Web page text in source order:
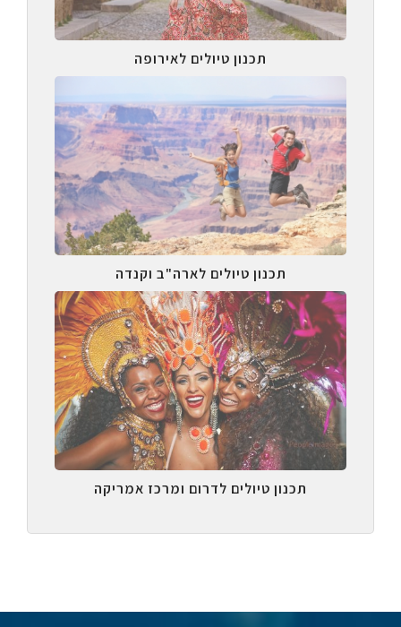
תכנון טיולים לאירופה
תכנון טיולים לארה"ב וקנדה
תכנון טיולים לדרום ומרכז אמריקה